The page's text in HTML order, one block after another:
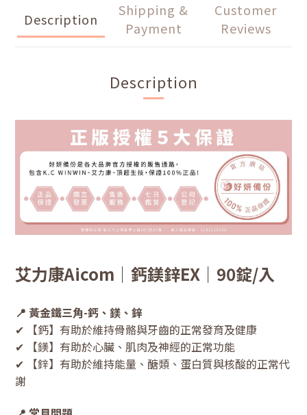
Description
Shipping &
Payment
Customer
Reviews
Description
艾力康Aicom｜鈣鎂鋅EX｜90錠/入
📍 黃金鐵三角-鈣、鎂、鋅
✔ 【鈣】有助於維持骨骼與牙齒的正常發育及健康
✔ 【鎂】有助於心臟、肌肉及神經的正常功能
✔ 【鋅】有助於維持能量、醣類、蛋白質與核酸的正常代
謝